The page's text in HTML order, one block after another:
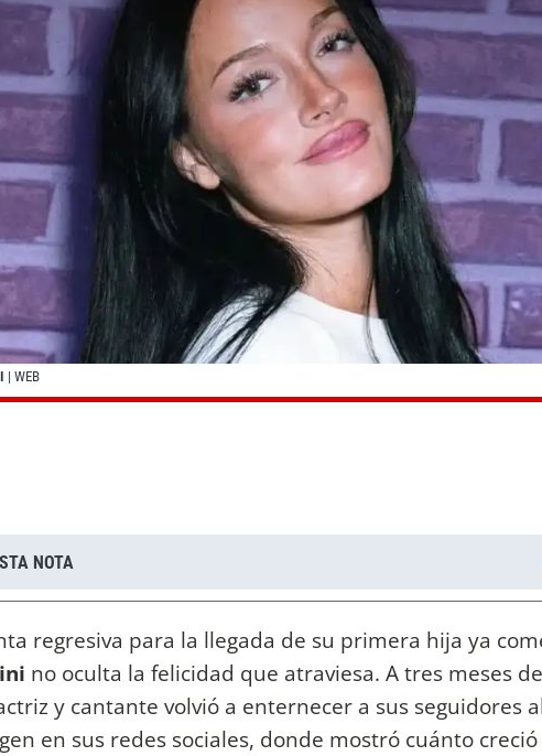
| WEB
NOTA
regresiva para la llegada de su primera hija ya
no oculta la felicidad que atraviesa. A tres meses
y cantante volvió a enternecer a sus seguidores
en sus redes sociales, donde mostró cuánto